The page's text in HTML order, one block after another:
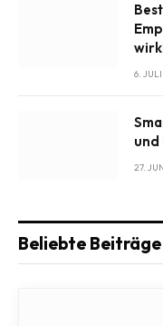
6.
und
27.
Beliebte Beiträge